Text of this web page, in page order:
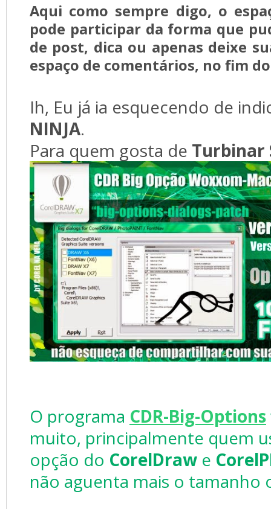
Aqui como sempre digo, o
pode participar da forma que
de post, dica ou apenas deixe
espaço de comentários, no fim
Ih, Eu já ia esquecendo de
NINJA.
Para quem gosta de Turbinar
O programa CDR-Big-Options
muito, principalmente quem
opção do CorelDraw e
não aguenta mais o tamanho